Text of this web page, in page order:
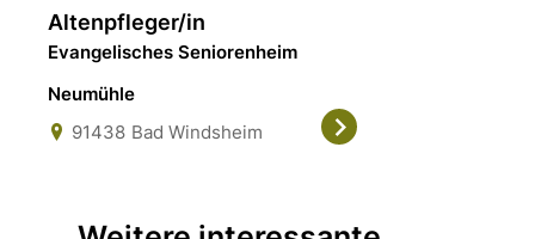
Altenpfleger/in
Evangelisches Seniorenheim
Neumühle
91438 Bad Windsheim